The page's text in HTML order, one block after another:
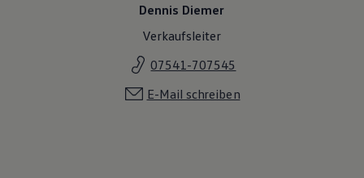
Dennis Diemer
Verkaufsleiter
07541-707545
E-Mail schreiben